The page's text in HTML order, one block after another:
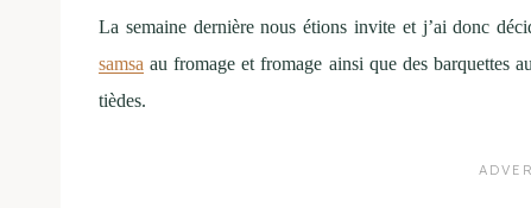
La semaine dernière nous étions invite et j’ai donc
samsa au fromage et fromage ainsi que des barquettes
tièdes.